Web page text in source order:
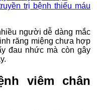
trị bệnh thiếu máu
người dễ dàng mắc
răng miệng chưa hợp
đau nhức mà còn gây
viêm chân